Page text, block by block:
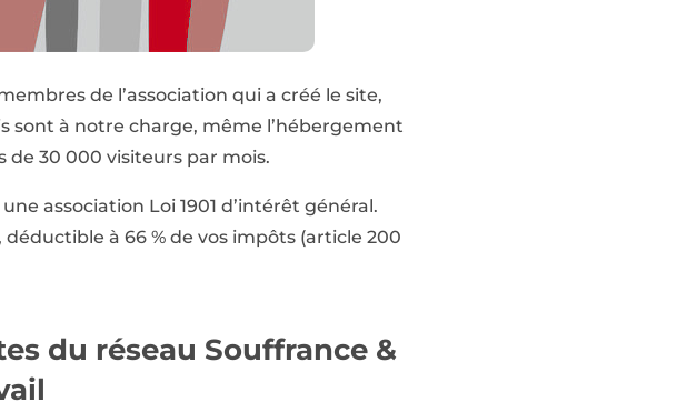
de l’association qui a créé le site,
sont à notre charge, même l’hébergement
de 30 000 visiteurs par mois.
association Loi 1901 d’intérêt général.
à 66 % de vos impôts (article 200
du réseau Souffrance &